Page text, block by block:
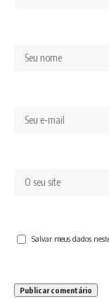
Salvar meus dados